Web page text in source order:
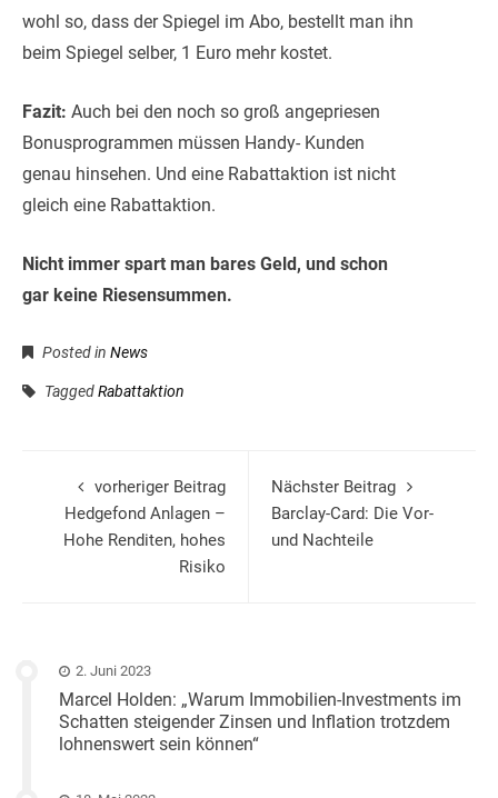
wohl so, dass der Spiegel im Abo, bestellt man ihn
beim Spiegel selber, 1 Euro mehr kostet.
Fazit: Auch bei den noch so groß angepriesen
Bonusprogrammen müssen Handy- Kunden
genau hinsehen. Und eine Rabattaktion ist nicht
gleich eine Rabattaktion.
Nicht immer spart man bares Geld, und schon
gar keine Riesensummen.
Posted in News
TaggedRabattaktion
vorheriger Beitrag
Hedgefond Anlagen –
Hohe Renditen, hohes
Risiko
Nächster Beitrag
Barclay-Card: Die Vor-
und Nachteile
2. Juni 2023
Marcel Holden: „Warum Immobilien-Investments im
Schatten steigender Zinsen und Inflation trotzdem
lohnenswert sein können“